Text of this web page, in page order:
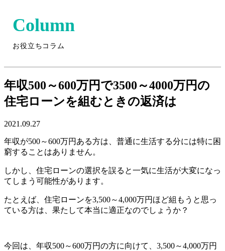
Column
お役立ちコラム
年収500～600万円で3500～4000万円の
住宅ローンを組むときの返済は
2021.09.27
年収が500～600万円ある方は、普通に生活する分には特に困
窮することはありません。
しかし、住宅ローンの選択を誤ると一気に生活が大変になっ
てしまう可能性があります。
たとえば、住宅ローンを3,500～4,000万円ほど組もうと思っ
ている方は、果たして本当に適正なのでしょうか？
今回は、年収500～600万円の方に向けて、3,500～4,000万円